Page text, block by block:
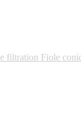
filtration Fiole